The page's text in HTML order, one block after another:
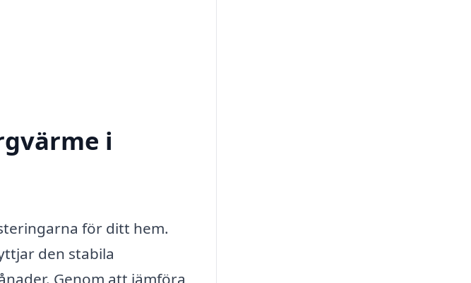
i
för ditt hem.
den stabila
Genom att jämföra